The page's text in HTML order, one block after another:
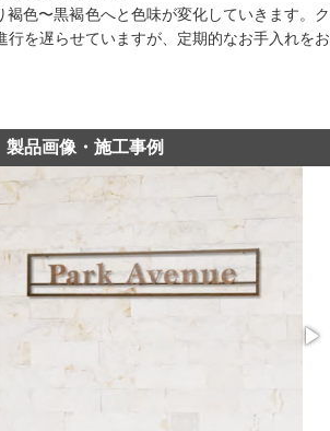
褐色〜黒褐色へと色味が変化していきます。ク
行を遅らせていますが、定期的なお手入れをお
製品画像・施工事例